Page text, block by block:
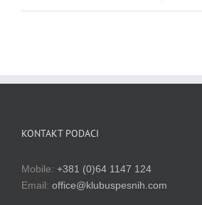
KONTAKT PODACI
Mobile: +381 (0)64 1147 124
Email: office@klubuspesnih.com